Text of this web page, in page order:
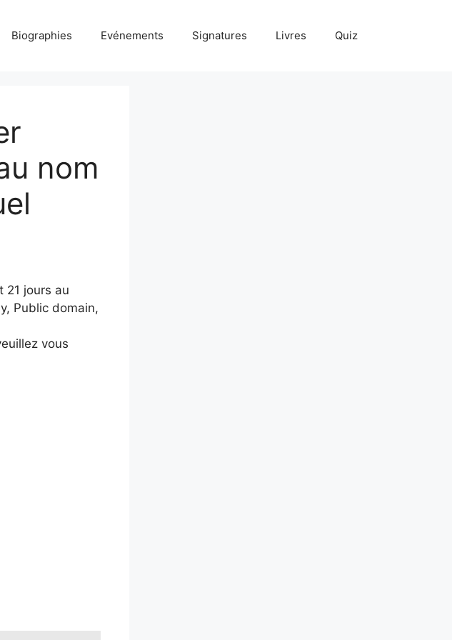
Biographies Evénements Signatures Livres Quiz
nom
21 jours au
Public domain,
vous